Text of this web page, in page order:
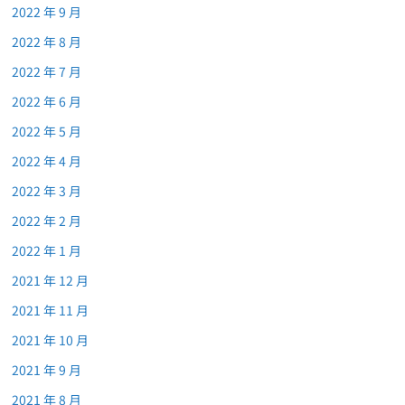
2022 年 9 月
2022 年 8 月
2022 年 7 月
2022 年 6 月
2022 年 5 月
2022 年 4 月
2022 年 3 月
2022 年 2 月
2022 年 1 月
2021 年 12 月
2021 年 11 月
2021 年 10 月
2021 年 9 月
2021 年 8 月